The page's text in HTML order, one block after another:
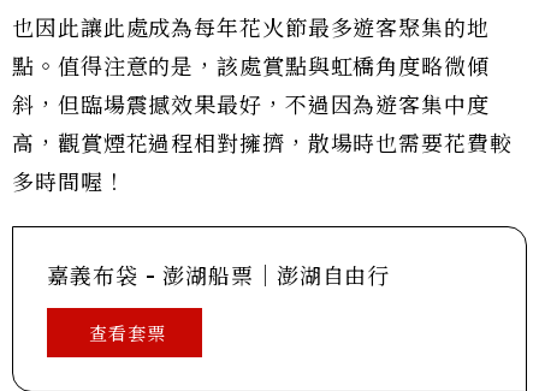
也因此讓此處成為每年花火節最多遊客聚集的地
點。值得注意的是，該處賞點與虹橋角度略微傾
斜，但臨場震撼效果最好，不過因為遊客集中度
高，觀賞煙花過程相對擁擠，散場時也需要花費較
多時間喔！
嘉義布袋 - 澎湖船票｜澎湖自由行
查看套票